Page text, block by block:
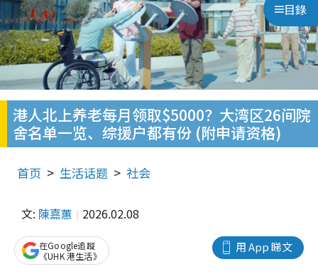
目錄
港人北上养老每月领取$5000？大湾区26间院
舍名单一览、综援户都有份 (附申请资格)
首页 生活话题 社会
文: 陳嘉蕙 2026.02.08
用 App 睇文
在Google追蹤
《UHK 港生活》